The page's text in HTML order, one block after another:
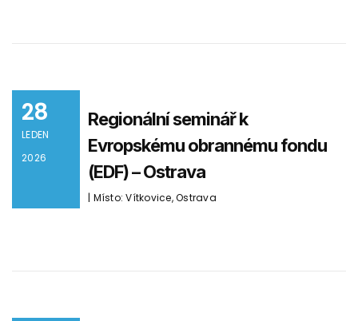
28
LEDEN
2026
Regionální seminář k
Evropskému obrannému fondu
(EDF) – Ostrava
| Místo: Vítkovice, Ostrava